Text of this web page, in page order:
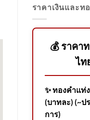
ราคาเงินและท
💰 ราคา
ไท
✨ ทองคำแท่
(บาทละ) (~
การ)